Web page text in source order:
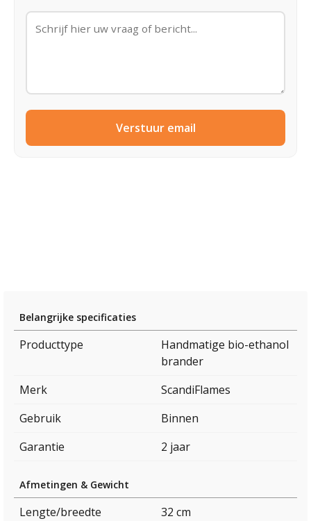
Verstuur email
Belangrijke specificaties
Producttype
Handmatige bio-ethanol
brander
Merk
ScandiFlames
Gebruik
Binnen
Garantie
2 jaar
Afmetingen & Gewicht
Lengte/breedte
32 cm